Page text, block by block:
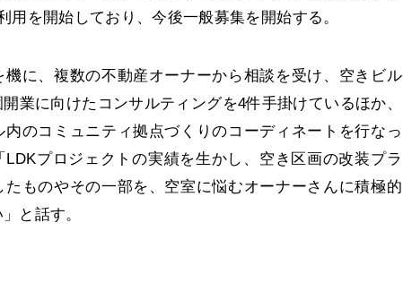
用を開始しており、今後一般募集を開始する。
に、複数の不動産オーナーから相談を受け、空きビル
業に向けたコンサルティングを4件手掛けているほか、
のコミュニティ拠点づくりのコーディネートを行なっ
LDKプロジェクトの実績を生かし、空き区画の改装プラ
たものやその一部を、空室に悩むオーナーさんに積極的
と話す。